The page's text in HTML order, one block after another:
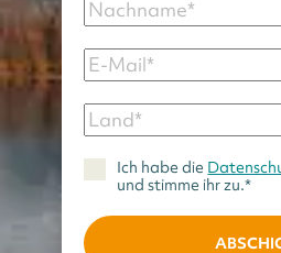
Ich habe die
und stimme ihr zu.*